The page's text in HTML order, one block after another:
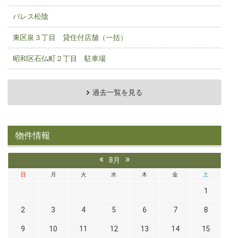
パレス松陰
東区泉３丁目 貸住付店舗（一括）
昭和区石仏町２丁目 駐車場
過去一覧を見る
物件情報
« 8月 »
日 月 火 水 木 金 土
1
2 3 4 5 6 7 8
9 10 11 12 13 14 15